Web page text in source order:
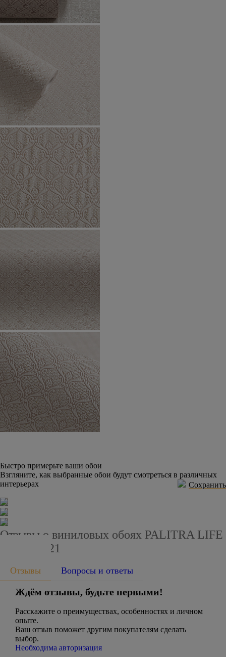
Быстро примерьте ваши обои
Взгляните, как выбранные обои будут смотреться в различных
интерьерах
Сохранить
Отзывы о виниловых обоях PALITRA LIFE
PL51025-21
Отзывы Вопросы и ответы
Ждём отзывы, будьте первыми!
Расскажите о преимуществах, особенностях и личном
опыте.
Ваш отзыв поможет другим покупателям сделать
выбор.
Необходима авторизация